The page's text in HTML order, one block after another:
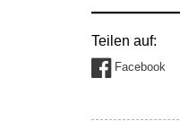
Teilen auf:
Facebook